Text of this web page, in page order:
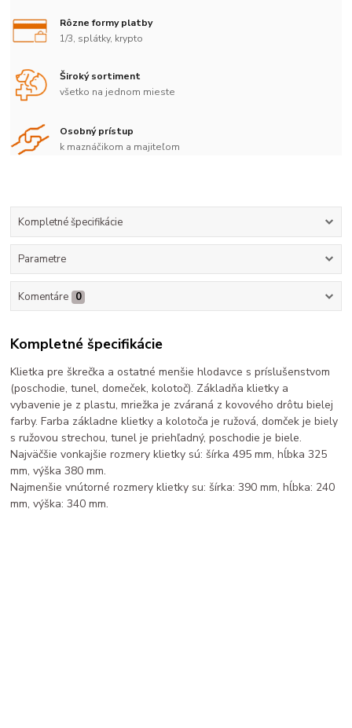
Rôzne formy platby
1/3, splátky, krypto
Široký sortiment
všetko na jednom mieste
Osobný prístup
k maznáčikom a majiteľom
Kompletné špecifikácie
Parametre
Komentáre 0
Kompletné špecifikácie
Klietka pre škrečka a ostatné menšie hlodavce s príslušenstvom
(poschodie, tunel, domeček, kolotoč). Základňa klietky a
vybavenie je z plastu, mriežka je zváraná z kovového drôtu bielej
farby. Farba základne klietky a kolotoča je ružová, domček je biely
s ružovou strechou, tunel je priehľadný, poschodie je biele.
Najväčšie vonkajšie rozmery klietky sú: šírka 495 mm, hĺbka 325
mm, výška 380 mm.
Najmenšie vnútorné rozmery klietky su: šírka: 390 mm, hĺbka: 240
mm, výška: 340 mm.